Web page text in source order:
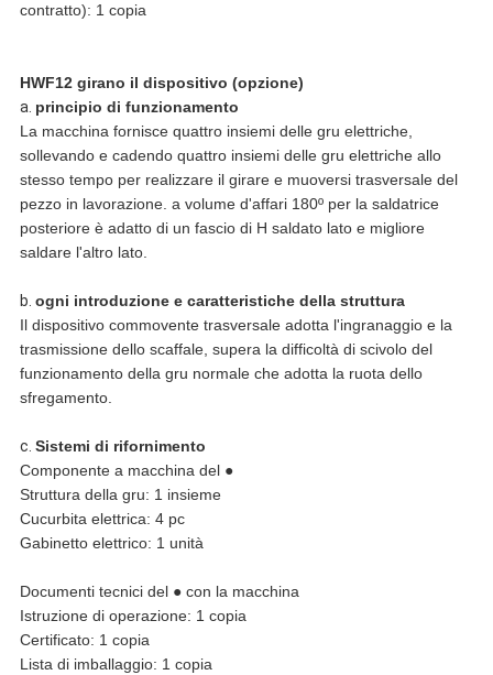
contratto): 1 copia
HWF12 girano il dispositivo (opzione)
a. principio di funzionamento
La macchina fornisce quattro insiemi delle gru elettriche,
sollevando e cadendo quattro insiemi delle gru elettriche allo
stesso tempo per realizzare il girare e muoversi trasversale del
pezzo in lavorazione. a volume d'affari 180º per la saldatrice
posteriore è adatto di un fascio di H saldato lato e migliore
saldare l'altro lato.
b. ogni introduzione e caratteristiche della struttura
Il dispositivo commovente trasversale adotta l'ingranaggio e la
trasmissione dello scaffale, supera la difficoltà di scivolo del
funzionamento della gru normale che adotta la ruota dello
sfregamento.
c. Sistemi di rifornimento
Componente a macchina del ●
Struttura della gru: 1 insieme
Cucurbita elettrica: 4 pc
Gabinetto elettrico: 1 unità
Documenti tecnici del ● con la macchina
Istruzione di operazione: 1 copia
Certificato: 1 copia
Lista di imballaggio: 1 copia